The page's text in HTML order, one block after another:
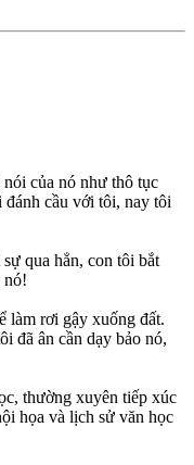
của nó như thô tục
cầu với tôi, nay tôi
qua hẳn, con tôi bắt
nó!
làm rơi gậy xuống đất.
đã ân cần dạy bảo nó,
thường xuyên tiếp xúc
họa và lịch sử văn học